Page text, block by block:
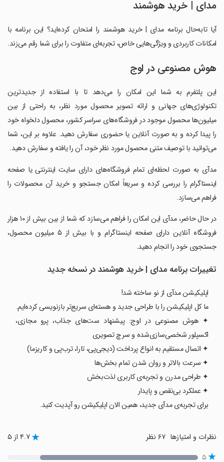
‏‏مدای | خرید هوشمند
آیا تابه‌حال برنامه ‏‏مدای | خرید هوشمند را امتحان کرده‌اید؟ این برنامه با
امکانات کاربردی و ویژگی‌هایی خاص، تجربه‌ای متفاوت را برای شما رقم می‌زند.
هوش مصنوعی در اوج
‏‏‏‏این پلتفرم به شما این امکان را می‌دهد تا با استفاده از جدیدترین
تکنولوژی‌های جهانی و ارائه تصویر محصول مورد نظر، به راحتی از بین
میلیون‌ها محصول موجود در فروشگاه‌های سراسر کشور، محصول دلخواه خود
را پیدا کرده و به صورت آنلاین یا حضوری سفارش دهید. علاوه بر این، شما
می‌توانید با توصیف متنی محصول مورد نظر خود، آن را یافته و سفارش دهید.
‏‏‏‏مدآی به صورت لحظه‌ای تمام فروشگاه‌های دارای سایت اینترنتی یا صفحه
اینستاگرام را بررسی کرده و سریعاً امکان جستجو و خرید آن محصولات را
فراهم می‌سازد.
‏‏‏‏در حال حاضر، مدآی این امکان را فراهم می‌سازد که شما از بین بیش از ۱۰ هزار
فروشگاه آنلاین دارای صفحه اینستاگرام و با بیش از ۵ میلیون محصول،
جستجوی خود را انجام دهید.
تغییرات برنامه ‏‏مدای | خرید هوشمند در نسخه جدید
اپلیکیشن مدآی از نو ساخته شد!
ما کل اپلیکیشن را با طراحی جدید و هسته‌ای سریع‌تر بازنویسی کرده‌ایم.
✦ هوش مصنوعی در اوج: پیشنهاد ست‌های جذاب، پرو مجازی،
اکسپلور شخصی‌سازی‌شده و سرچ تصویری
✦ اتصال مستقیم به انواع پرداخت (دیجی‌پی، تارا، ترب‌پی و کاریزما)
✦ سرعت بالاتر و روان شدن تمام بخش‌ها
✦ طراحی مدرن و تجربه‌ی کاربری لذت‌بخش
✦ عملکرد بی‌نقص و پایدار
برای تجربه‌ی مدآی جدید، همین الان اپلیکیشن رو آپدیت کنید.
نظرات و امتیازها ۴.۷ از ۵
۵